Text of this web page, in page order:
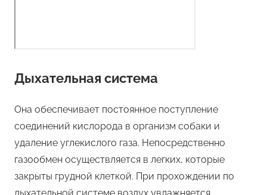
Дыхательная система
Она обеспечивает постоянное поступление
соединений кислорода в организм собаки и
удаление углекислого газа. Непосредственно
газообмен осуществляется в легких, которые
закрыты грудной клеткой. При прохождении по